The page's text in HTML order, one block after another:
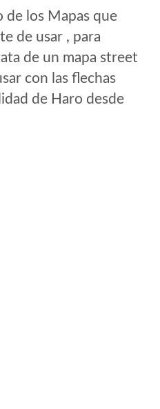
de los Mapas que
de usar , para
de un mapa street
con las flechas
de Haro desde